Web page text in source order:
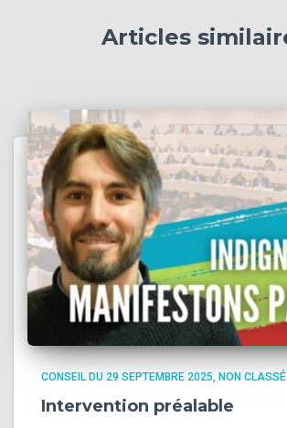
Articles
CONSEIL DU 29 SEPTEMBRE 2025 NON CLASSÉ
Intervention préalable